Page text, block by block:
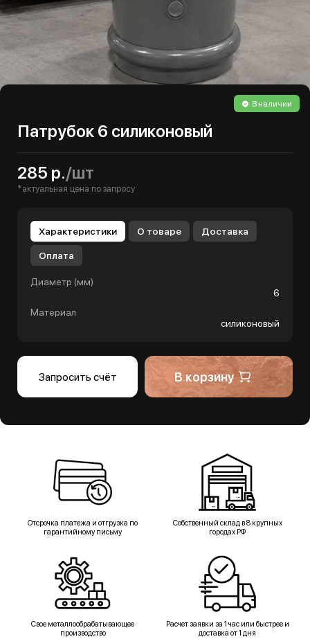
В наличии
Патрубок 6 силиконовый
285 р./шт
*актуальная цена по запросу
Характеристики О товаре Доставка
Оплата
Диаметр (мм)
6
Материал
силиконовый
Запросить счёт В корзину
Отсрочка платежа и отгрузка по
гарантийному письму
Собственный склад в 8 крупных
городах РФ
Свое металлообрабатывающее
производство
Расчет заявки за 1 час или быстрее и
доставка от 1 дня